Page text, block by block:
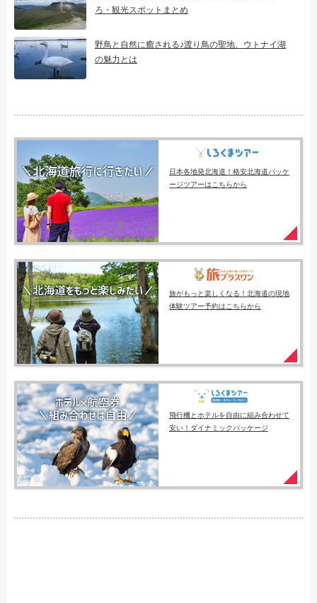
ろ・観光スポットまとめ
野鳥と自然に癒される♪渡り鳥の聖地、ウトナイ湖
の魅力とは
日本各地発北海道！格安北海道パッケ
ージツアーはこちらから
旅がもっと楽しくなる！北海道の現地
体験ツアー予約はこちらから
飛行機とホテルを自由に組み合わせて
安い！ダイナミックパッケージ